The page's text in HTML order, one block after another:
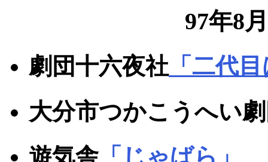
97年8
劇団十六夜社 「二代
大分市つかこうへい
遊気舎「じゃばら」